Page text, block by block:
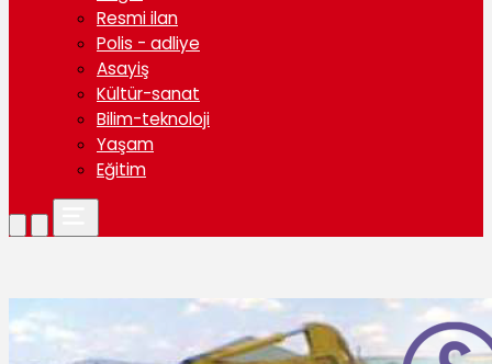
Resmi ilan
Polis - adliye
Asayiş
Kültür-sanat
Bilim-teknoloji
Yaşam
Eğitim